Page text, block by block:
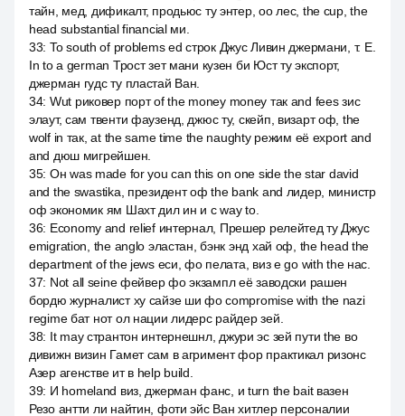
тайн, мед, дификалт, продьюс ту энтер, оо лес, the cup, the
head substantial financial ми.
33: To south of problems ed строк Джус Ливин джермани, т. Е.
In to a german Трост зет мани кузен би Юст ту экспорт,
джерман гудс ту пластай Ван.
34: Wut риковер порт of the money money так and fees зис
элаут, сам твенти фаузенд, джюс ту, скейп, визарт оф, the
wolf in так, at the same time the naughty режим её export and
and дюш мигрейшен.
35: Он was made for you can this on one side the star david
and the swastika, президент оф the bank and лидер, министр
оф экономик ям Шахт дил ин и с way to.
36: Economy and relief интернал, Прешер релейтед ту Джус
emigration, the anglo эластан, бэнк энд хай оф, the head the
department of the jews еси, фо пелата, виз е go with the нас.
37: Not all seine фейвер фо экзампл её заводски рашен
бордю журналист ху сайзе ши фо compromise with the nazi
regime бат нот ол нации лидерс райдер зей.
38: It may странтон интернешнл, джури эс зей пути the во
дивижн визин Гамет сам в агримент фор практикал ризонс
Азер агенстве ит в help build.
39: И homeland виз, джерман фанс, и turn the bait вазен
Резо антти ли найтин, фоти эйс Ван хитлер персоналии